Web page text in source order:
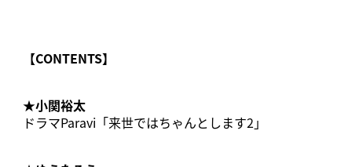
【CONTENTS】
★小関裕太
ドラマParavi「来世ではちゃんとします2」